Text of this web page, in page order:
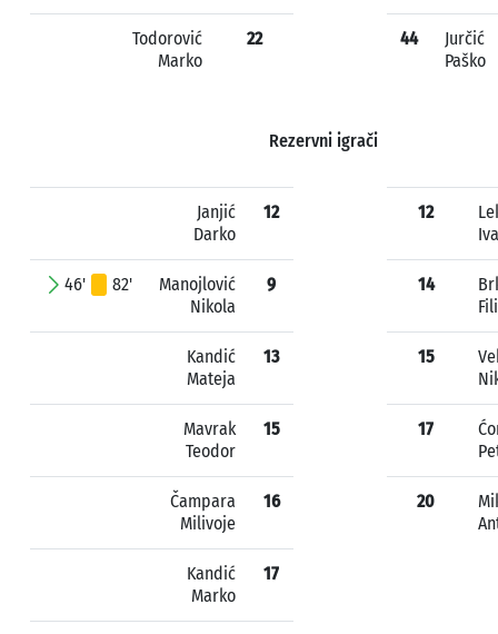
Todorović
Marko
22 44
Jurčić
Paško
Rezervni igrači
Janjić
Darko
12
46' 82'
Manojlović
Nikola
9
Kandić
Mateja
13
Mavrak
Teodor
15
Čampara
Milivoje
16
Kandić
Marko
17
12
14
15
17
20